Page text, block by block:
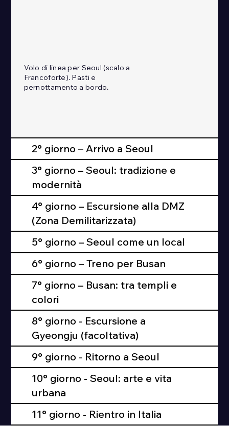
Volo di linea per Seoul (scalo a
Francoforte). Pasti e
pernottamento a bordo.
2° giorno – Arrivo a Seoul
3° giorno – Seoul: tradizione e
modernità
4° giorno – Escursione alla DMZ
(Zona Demilitarizzata)
5° giorno – Seoul come un local
6° giorno – Treno per Busan
7° giorno – Busan: tra templi e
colori
8° giorno - Escursione a
Gyeongju (facoltativa)
9° giorno - Ritorno a Seoul
10° giorno - Seoul: arte e vita
urbana
11° giorno - Rientro in Italia